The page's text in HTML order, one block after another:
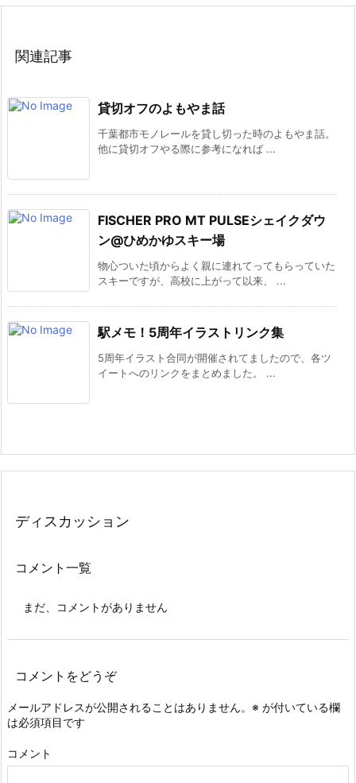
関連記事
貸切オフのよもやま話
千葉都市モノレールを貸し切った時のよもやま話。
他に貸切オフやる際に参考になれば ...
FISCHER PRO MT PULSEシェイクダウ
ン@ひめかゆスキー場
物心ついた頃からよく親に連れてってもらっていた
スキーですが、高校に上がって以来、 ...
駅メモ！5周年イラストリンク集
5周年イラスト合同が開催されてましたので、各ツ
イートへのリンクをまとめました。 ...
ディスカッション
コメント一覧
まだ、コメントがありません
コメントをどうぞ
メールアドレスが公開されることはありません。 ※ が付いている欄
は必須項目です
コメント